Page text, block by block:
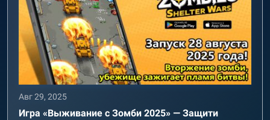
Авг 29, 2025
Игра «Выживание с Зомби 2025» — Защити